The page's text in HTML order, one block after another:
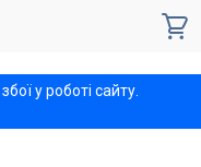
у роботі сайту.